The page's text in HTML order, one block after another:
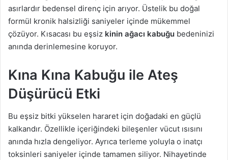
asırlardır bedensel direnç için arıyor. Üstelik bu doğal
formül kronik halsizliği saniyeler içinde mükemmel
çözüyor. Kısacası bu eşsiz kinin ağacı kabuğu bedeninizi
anında derinlemesine koruyor.
Kına Kına Kabuğu ile Ateş
Düşürücü Etki
Bu eşsiz bitki yükselen hararet için doğadaki en güçlü
kalkandır. Özellikle içeriğindeki bileşenler vücut ısısını
anında hızla dengeliyor. Ayrıca terleme yoluyla o inatçı
toksinleri saniyeler içinde tamamen siliyor. Nihayetinde